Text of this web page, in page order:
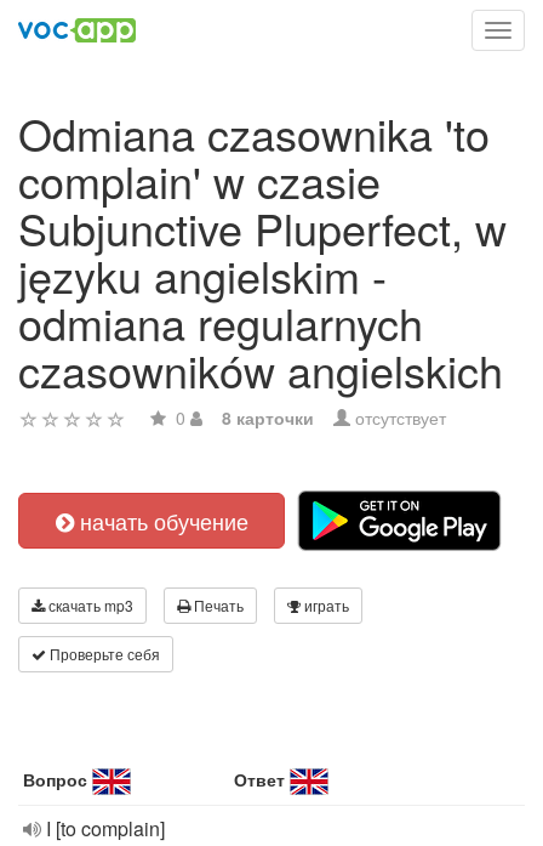
Odmiana czasownika 'to
complain' w czasie
Subjunctive Pluperfect, w
języku angielskim -
odmiana regularnych
czasowników angielskich
0 8 карточки отсутствует
начать обучение
скачать mp3 Печать играть
Проверьте себя
Вопрос Ответ
I [to complain]